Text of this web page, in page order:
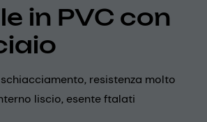
in PVC con
resistenza molto
liscio, esente ftalati